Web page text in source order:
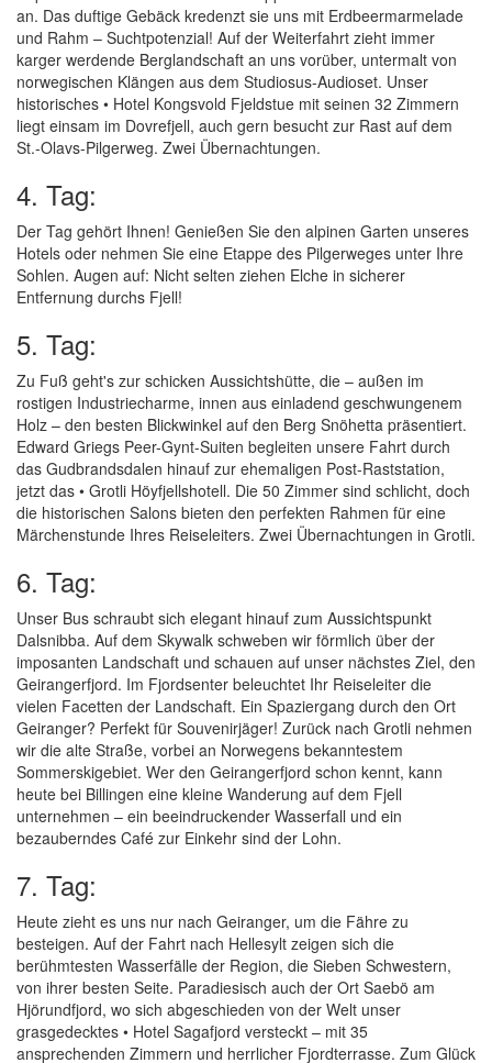
an. Das duftige Gebäck kredenzt sie uns mit Erdbeermarmelade
und Rahm – Suchtpotenzial! Auf der Weiterfahrt zieht immer
karger werdende Berglandschaft an uns vorüber, untermalt von
norwegischen Klängen aus dem Studiosus-Audioset. Unser
historisches • Hotel Kongsvold Fjeldstue mit seinen 32 Zimmern
liegt einsam im Dovrefjell, auch gern besucht zur Rast auf dem
St.-Olavs-Pilgerweg. Zwei Übernachtungen.
4. Tag:
Der Tag gehört Ihnen! Genießen Sie den alpinen Garten unseres
Hotels oder nehmen Sie eine Etappe des Pilgerweges unter Ihre
Sohlen. Augen auf: Nicht selten ziehen Elche in sicherer
Entfernung durchs Fjell!
5. Tag:
Zu Fuß geht's zur schicken Aussichtshütte, die – außen im
rostigen Industriecharme, innen aus einladend geschwungenem
Holz – den besten Blickwinkel auf den Berg Snöhetta präsentiert.
Edward Griegs Peer-Gynt-Suiten begleiten unsere Fahrt durch
das Gudbrandsdalen hinauf zur ehemaligen Post-Raststation,
jetzt das • Grotli Höyfjellshotell. Die 50 Zimmer sind schlicht, doch
die historischen Salons bieten den perfekten Rahmen für eine
Märchenstunde Ihres Reiseleiters. Zwei Übernachtungen in Grotli.
6. Tag:
Unser Bus schraubt sich elegant hinauf zum Aussichtspunkt
Dalsnibba. Auf dem Skywalk schweben wir förmlich über der
imposanten Landschaft und schauen auf unser nächstes Ziel, den
Geirangerfjord. Im Fjordsenter beleuchtet Ihr Reiseleiter die
vielen Facetten der Landschaft. Ein Spaziergang durch den Ort
Geiranger? Perfekt für Souvenirjäger! Zurück nach Grotli nehmen
wir die alte Straße, vorbei an Norwegens bekanntestem
Sommerskigebiet. Wer den Geirangerfjord schon kennt, kann
heute bei Billingen eine kleine Wanderung auf dem Fjell
unternehmen – ein beeindruckender Wasserfall und ein
bezauberndes Café zur Einkehr sind der Lohn.
7. Tag:
Heute zieht es uns nur nach Geiranger, um die Fähre zu
besteigen. Auf der Fahrt nach Hellesylt zeigen sich die
berühmtesten Wasserfälle der Region, die Sieben Schwestern,
von ihrer besten Seite. Paradiesisch auch der Ort Saebö am
Hjörundfjord, wo sich abgeschieden von der Welt unser
grasgedecktes • Hotel Sagafjord versteckt – mit 35
ansprechenden Zimmern und herrlicher Fjordterrasse. Zum Glück